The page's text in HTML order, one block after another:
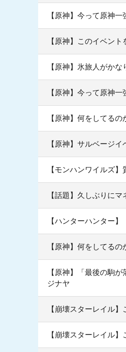
【原神】今って原神一
【原神】このイベン
【原神】氷旅人がか
【原神】今って原神一
【原神】何をしてる
【原神】サルベージ
【モンハンワイルズ
【話題】久しぶりに
【ハンターハンター
【原神】何をしてる
【原神】「最後の駒
ジナヤ
【崩壊スターレイル
【崩壊スターレイル